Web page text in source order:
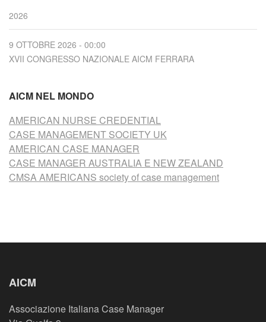
2026
9 OTTOBRE 2026 - 00:00
XVII CONGRESSO NAZIONALE AICM FERRARA
AICM NEL MONDO
AMERICAN NURSE CREDENTIAL
CASE MANAGEMENT SOCIETY UK
AMERICAN CASE MANAGER
CASE MANAGER AUSTRALIA E NEW ZEALAND
CMSA AMERICANS society of case management
AICM
Associazione Italiana Case Manager